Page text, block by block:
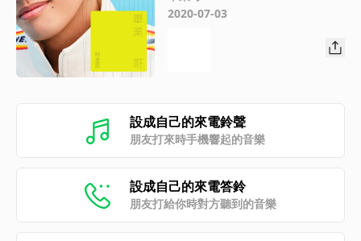
2020-07-03
設成自己的來電鈴聲
朋友打來時手機響起的音樂
設成自己的來電答鈴
朋友打給你時對方聽到的音樂